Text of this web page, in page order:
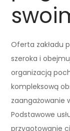
Oferta zakładu
szeroka i
organizacją
kompleksową
zaangażowanie
Podstawowe
przygotowanie